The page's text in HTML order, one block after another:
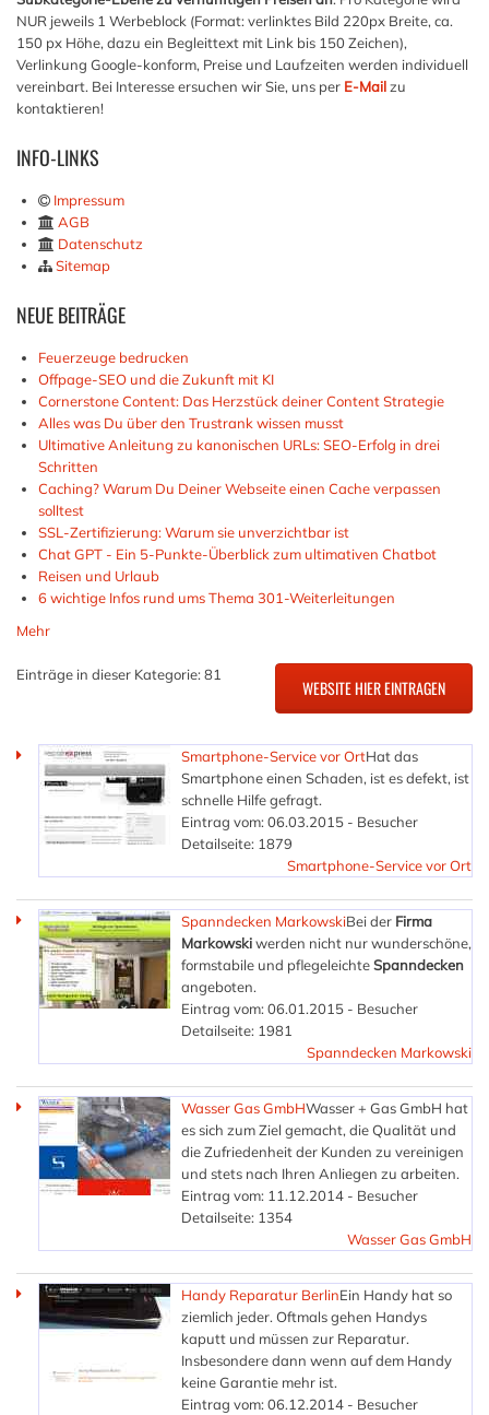
NUR jeweils 1 Werbeblock (Format: verlinktes Bild 220px Breite, ca.
150 px Höhe, dazu ein Begleittext mit Link bis 150 Zeichen),
Verlinkung Google-konform, Preise und Laufzeiten werden individuell
vereinbart. Bei Interesse ersuchen wir Sie, uns per E-Mailzu
kontaktieren!
INFO-LINKS
Impressum
AGB
Datenschutz
Sitemap
NEUEBEITRÄGE
Feuerzeuge bedrucken
Offpage-SEO und die Zukunft mit KI
Cornerstone Content: Das Herzstück deiner Content Strategie
Alles was Du über den Trustrank wissen musst
Ultimative Anleitung zu kanonischen URLs: SEO-Erfolg in drei
Schritten
Caching? Warum Du Deiner Webseite einen Cache verpassen
solltest
SSL-Zertifizierung: Warum sie unverzichtbar ist
Chat GPT - Ein 5-Punkte-Überblick zum ultimativen Chatbot
Reisen und Urlaub
6 wichtige Infos rund ums Thema 301-Weiterleitungen
Mehr
Einträge in dieser Kategorie: 81
Smartphone-Service vor OrtHat das
Smartphone einen Schaden, ist es defekt, ist
schnelle Hilfe gefragt.
Eintrag vom: 06.03.2015 - Besucher
Detailseite: 1879
Smartphone-Service vor Ort
Spanndecken MarkowskiBei der Firma
Markowskiwerden nicht nur wunderschöne,
formstabile und pflegeleichteSpanndecken
angeboten.
Eintrag vom: 06.01.2015 - Besucher
Detailseite: 1981
Spanndecken Markowski
Wasser Gas GmbHWasser + Gas GmbH hat
es sich zum Ziel gemacht, die Qualität und
die Zufriedenheit der Kunden zu vereinigen
und stets nach Ihren Anliegen zu arbeiten.
Eintrag vom: 11.12.2014 - Besucher
Detailseite: 1354
Wasser Gas GmbH
Handy Reparatur BerlinEin Handy hat so
ziemlich jeder. Oftmals gehen Handys
kaputt und müssen zur Reparatur.
Insbesondere dann wenn auf dem Handy
keine Garantie mehr ist.
Eintrag vom: 06.12.2014 - Besucher